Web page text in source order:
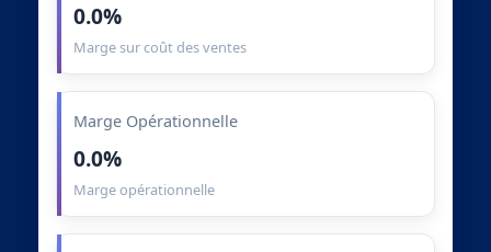
0.0%
Marge sur coût des ventes
Marge Opérationnelle
0.0%
Marge opérationnelle